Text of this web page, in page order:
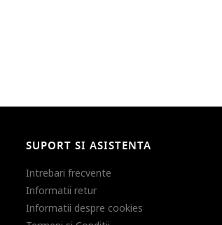
SUPORT SI ASISTENTA
Intrebari frecvente
Informatii retur
Informatii despre cookies